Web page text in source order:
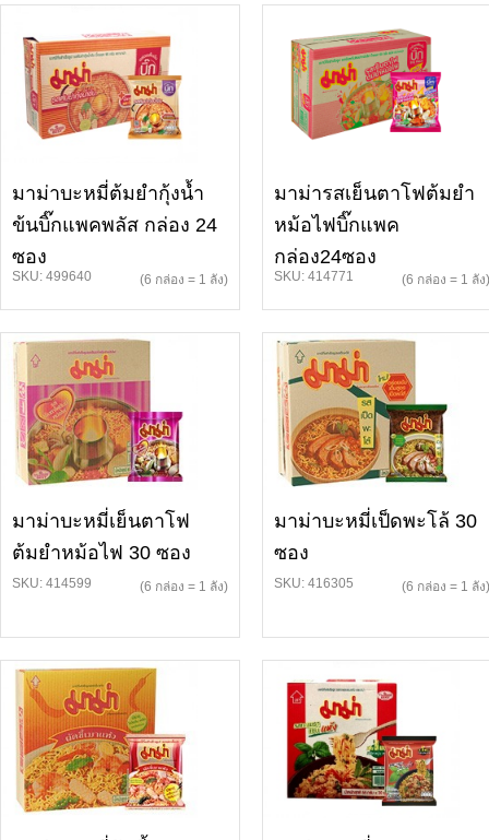
มาม่าบะหมี่ต้มยำกุ้งน้ำ
ข้นบิ๊กแพคพลัส กล่อง 24
ซอง
SKU: 499640 (6 กล่อง = 1 ลัง)
มาม่ารสเย็นตาโฟต้มยำ
หม้อไฟบิ๊กแพค
กล่อง24ซอง
SKU: 414771 (6 กล่อง = 1 ลัง)
มาม่าบะหมี่เย็นตาโฟ
ต้มยำหม้อไฟ 30 ซอง
SKU: 414599 (6 กล่อง = 1 ลัง)
มาม่าบะหมี่เป็ดพะโล้ 30
ซอง
SKU: 416305 (6 กล่อง = 1 ลัง)